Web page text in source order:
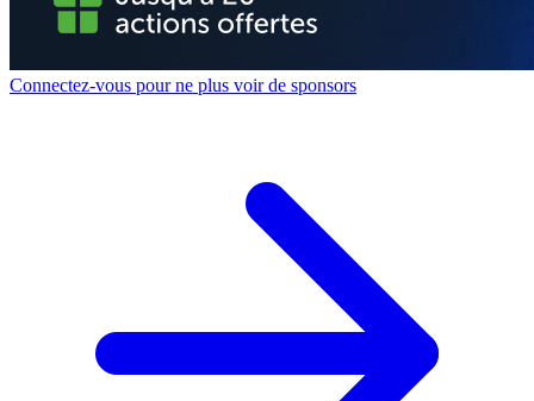
Connectez-vous pour ne plus voir de sponsors